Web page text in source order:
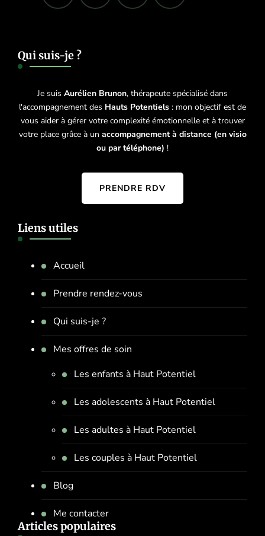
Qui suis-je ?
Je suis Aurélien Brunon, thérapeute spécialisé dans
l'accompagnement des Hauts Potentiels : mon objectif est de
vous aider à gérer votre complexité émotionnelle et à trouver
votre place grâce à un accompagnement à distance (en visio
ou par téléphone) !
PRENDRE RDV
Liens utiles
Accueil
Prendre rendez-vous
Qui suis-je ?
Mes offres de soin
Les enfants à Haut Potentiel
Les adolescents à Haut Potentiel
Les adultes à Haut Potentiel
Les couples à Haut Potentiel
Blog
Me contacter
Articles populaires